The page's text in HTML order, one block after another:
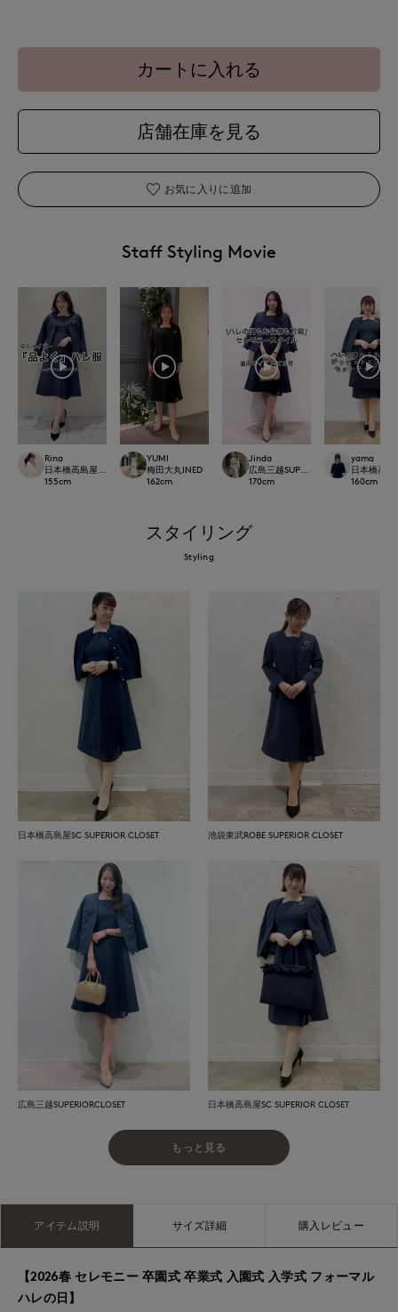
カートに入れる
店舗在庫を見る
お気に入りに追加
Staff Styling Movie
Rina
日本橋高島屋M Maglie le cassetto
155cm
YUMI
梅田大丸INED
162cm
Jinda
広島三越SUPERIORCLOSET
170cm
yama
日本橋高島
160cm
スタイリング
Styling
日本橋高島屋SC SUPERIOR CLOSET 池袋東武ROBE SUPERIOR CLOSET
広島三越SUPERIORCLOSET 日本橋高島屋SC SUPERIOR CLOSET
もっと見る
アイテム説明 サイズ詳細 購入レビュー
【2026春 セレモニー 卒園式 卒業式 入園式 入学式 フォーマル
ハレの日】